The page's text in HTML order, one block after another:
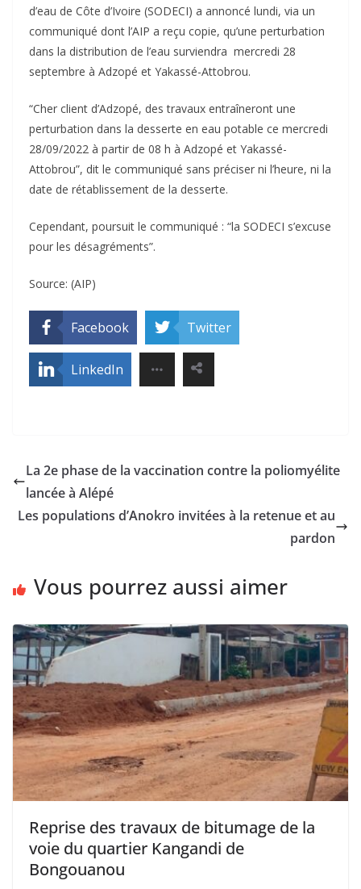
d’eau de Côte d’Ivoire (SODECI) a annoncé lundi, via un
communiqué dont l’AIP a reçu copie, qu’une perturbation
dans la distribution de l’eau surviendra mercredi 28
septembre à Adzopé et Yakassé-Attobrou.
“Cher client d’Adzopé, des travaux entraîneront une
perturbation dans la desserte en eau potable ce mercredi
28/09/2022 à partir de 08 h à Adzopé et Yakassé-
Attobrou”, dit le communiqué sans préciser ni l’heure, ni la
date de rétablissement de la desserte.
Cependant, poursuit le communiqué : “la SODECI s’excuse
pour les désagréments”.
Source: (AIP)
Facebook Twitter
LinkedIn
La 2e phase de la vaccination contre la poliomyélite
lancée à Alépé
Les populations d’Anokro invitées à la retenue et au
pardon
Vous pourrez aussi aimer
Reprise des travaux de bitumage de la
voie du quartier Kangandi de
Bongouanou